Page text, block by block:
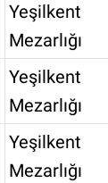
Yeşilkent
Mezarlığı
Yeşilkent
Mezarlığı
Yeşilkent
Mezarlığı